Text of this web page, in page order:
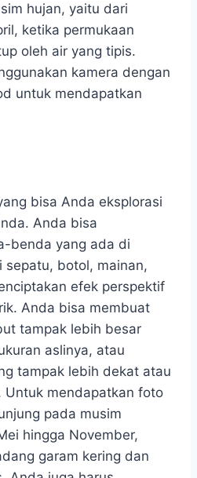
hujan, yaitu dari
ketika permukaan
oleh air yang tipis.
kamera dengan
untuk mendapatkan
bisa Anda eksplorasi
Anda bisa
benda yang ada di
sepatu, botol, mainan,
efek perspektif
Anda bisa membuat
tampak lebih besar
aslinya, atau
tampak lebih dekat atau
Untuk mendapatkan foto
pada musim
hingga November,
garam kering dan